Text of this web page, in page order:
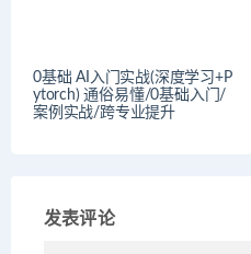
0基础 AI入门实战(深度学习+P
ytorch) 通俗易懂/0基础入门/
案例实战/跨专业提升
发表评论